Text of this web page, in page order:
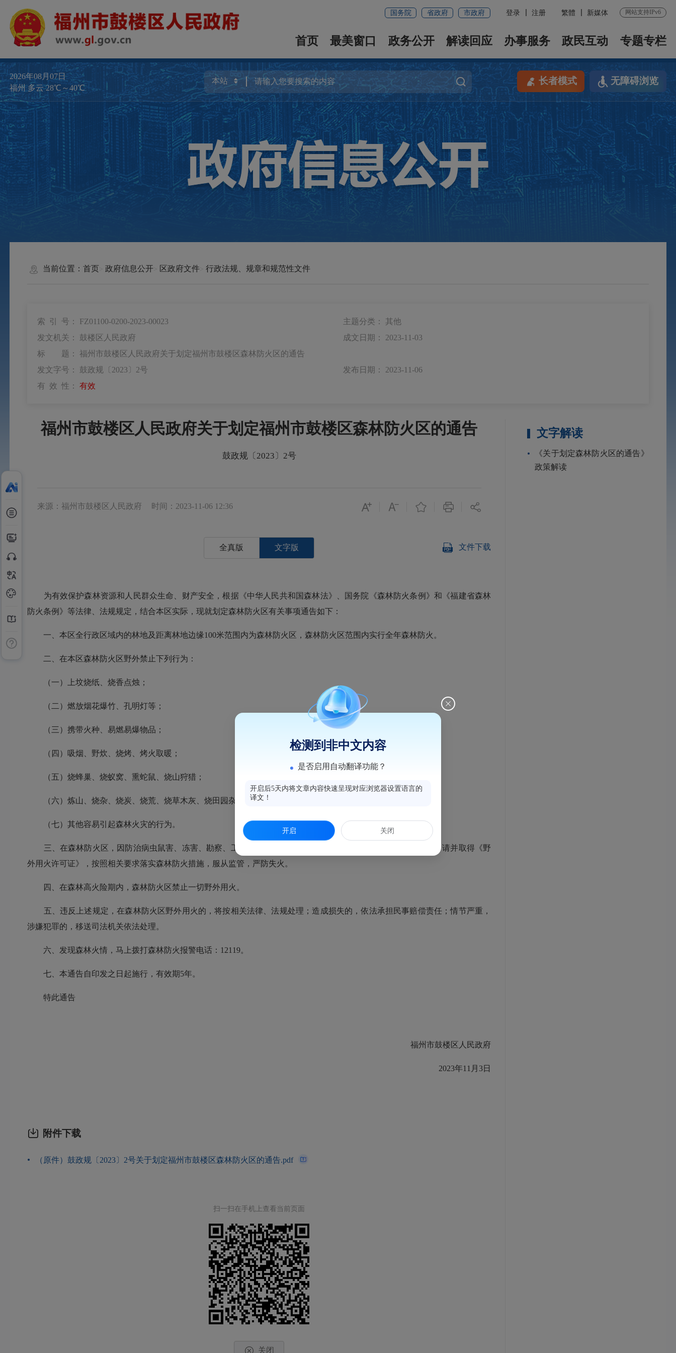
国务院 省政府 市政府 登录 注册 繁體 新媒体 网站支持IPv6
首页 最美窗口 政务公开 解读回应 办事服务 政民互动 专题专栏
2026年08月07日
福州 多云 28℃～40℃
长者模式 无障碍浏览
当前位置： 首页 政府信息公开 区政府文件 行政法规、规章和规范性文件
索 引 号： FZ01100-0200-2023-00023 主题分类： 其他
发文机关： 鼓楼区人民政府 成文日期： 2023-11-03
标 题： 福州市鼓楼区人民政府关于划定福州市鼓楼区森林防火区的通告
发文字号： 鼓政规〔2023〕2号 发布日期： 2023-11-06
有 效 性： 有效
福州市鼓楼区人民政府关于划定福州市鼓楼区森林防火区的通告
鼓政规〔2023〕2号
来源：福州市鼓楼区人民政府 时间：2023-11-06 12:36
全真版 文字版 文件下载
为有效保护森林资源和人民群众生命、财产安全，根据《中华人民共和国森林法》、国务院《森林防火条例》和《福建省森林
防火条例》等法律、法规规定，结合本区实际，现就划定森林防火区有关事项通告如下：
一、本区全行政区域内的林地及距离林地边缘100米范围内为森林防火区，森林防火区范围内实行全年森林防火。
二、在本区森林防火区野外禁止下列行为：
（一）上坟烧纸、烧香点烛；
（二）燃放烟花爆竹、孔明灯等；
（三）携带火种、易燃易爆物品；
（四）吸烟、野炊、烧烤、烤火取暖；
（五）烧蜂巢、烧蚁窝、熏蛇鼠、烧山狩猎；
（六）炼山、烧杂、烧炭、烧荒、烧草木灰、烧田园杂草、烧农作物秸秆等；
（七）其他容易引起森林火灾的行为。
三、在森林防火区，因防治病虫鼠害、冻害、勘察、工程建设等特殊情况确需野外用火的，应向林业主管部门申请并取得《野
外用火许可证》，按照相关要求落实森林防火措施，服从监管，严防失火。
四、在森林高火险期内，森林防火区禁止一切野外用火。
五、违反上述规定，在森林防火区野外用火的，将按相关法律、法规处理；造成损失的，依法承担民事赔偿责任；情节严重，
涉嫌犯罪的，移送司法机关依法处理。
六、发现森林火情，马上拨打森林防火报警电话：12119。
七、本通告自印发之日起施行，有效期5年。
特此通告
福州市鼓楼区人民政府
2023年11月3日
附件下载
（原件）鼓政规〔2023〕2号关于划定福州市鼓楼区森林防火区的通告.pdf
扫一扫在手机上查看当前页面
关闭
文字解读
《关于划定森林防火区的通告》
政策解读
检测到非中文内容
是否启用自动翻译功能？
开启后5天内将文章内容快速呈现对应浏览器设置语言的
译文！
开启 关闭